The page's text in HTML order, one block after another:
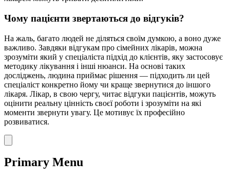
Чому пацієнти звертаються до відгуків?
На жаль, багато людей не діляться своїм думкою, а воно дуже
важливо. Завдяки відгукам про сімейних лікарів, можна
зрозуміти який у спеціаліста підхід до клієнтів, яку застосовує
методику лікування і інші нюанси. На основі таких
досліджень, людина приймає рішення — підходить ли цей
спеціаліст конкретно йому чи краще звернутися до іншого
лікаря. Лікар, в свою чергу, читає відгуки пацієнтів, можуть
оцінити реальну цінність своєї роботи і зрозуміти на які
моменти звернути увагу. Це мотивує їх професійно
розвиватися.
Primary Menu